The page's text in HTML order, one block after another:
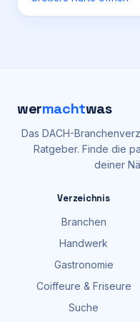
wermachtwas
Das DACH-
Ratgeber. Finde die
deiner
Verzeichnis
Branchen
Handwerk
Gastronomie
Coiffeure & Friseure
Suche